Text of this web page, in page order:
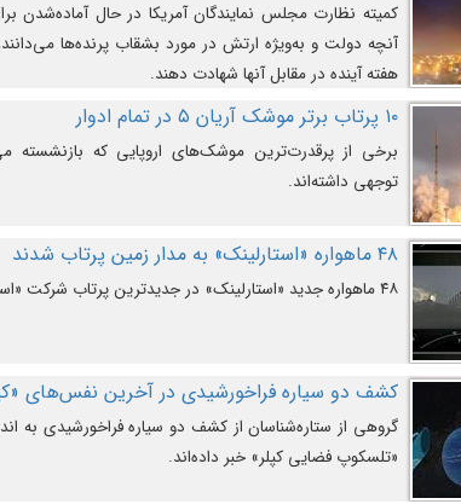
کمیته نظارت مجلس نمایندگان آمریکا در حال آماده‌شدن
آنچه دولت و به‌ویژه ارتش در مورد بشقاب پرنده‌ها
هفته آینده در مقابل آنها شهادت دهند.
۱۰ پرتاب برتر موشک آریان ۵ در تمام ادوار
برخی از پرقدرت‌ترین موشک‌های اروپایی که بازنشسته
توجهی داشته‌اند.
۴۸ ماهواره «استارلینک» به مدار زمین پرتاب شدند
۴۸ ماهواره جدید «استارلینک» در جدیدترین پرتاب شرکت «اسپیس‌ایکس» به مدار زمین رفتند.
کشف دو سیاره فراخورشیدی در آخرین نفس‌های
گروهی از ستاره‌شناسان از کشف دو سیاره فراخورشیدی به
«تلسکوپ فضایی کپلر» خبر داده‌اند.